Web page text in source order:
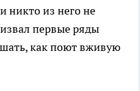
никто из него не
первые ряды
как поют вживую